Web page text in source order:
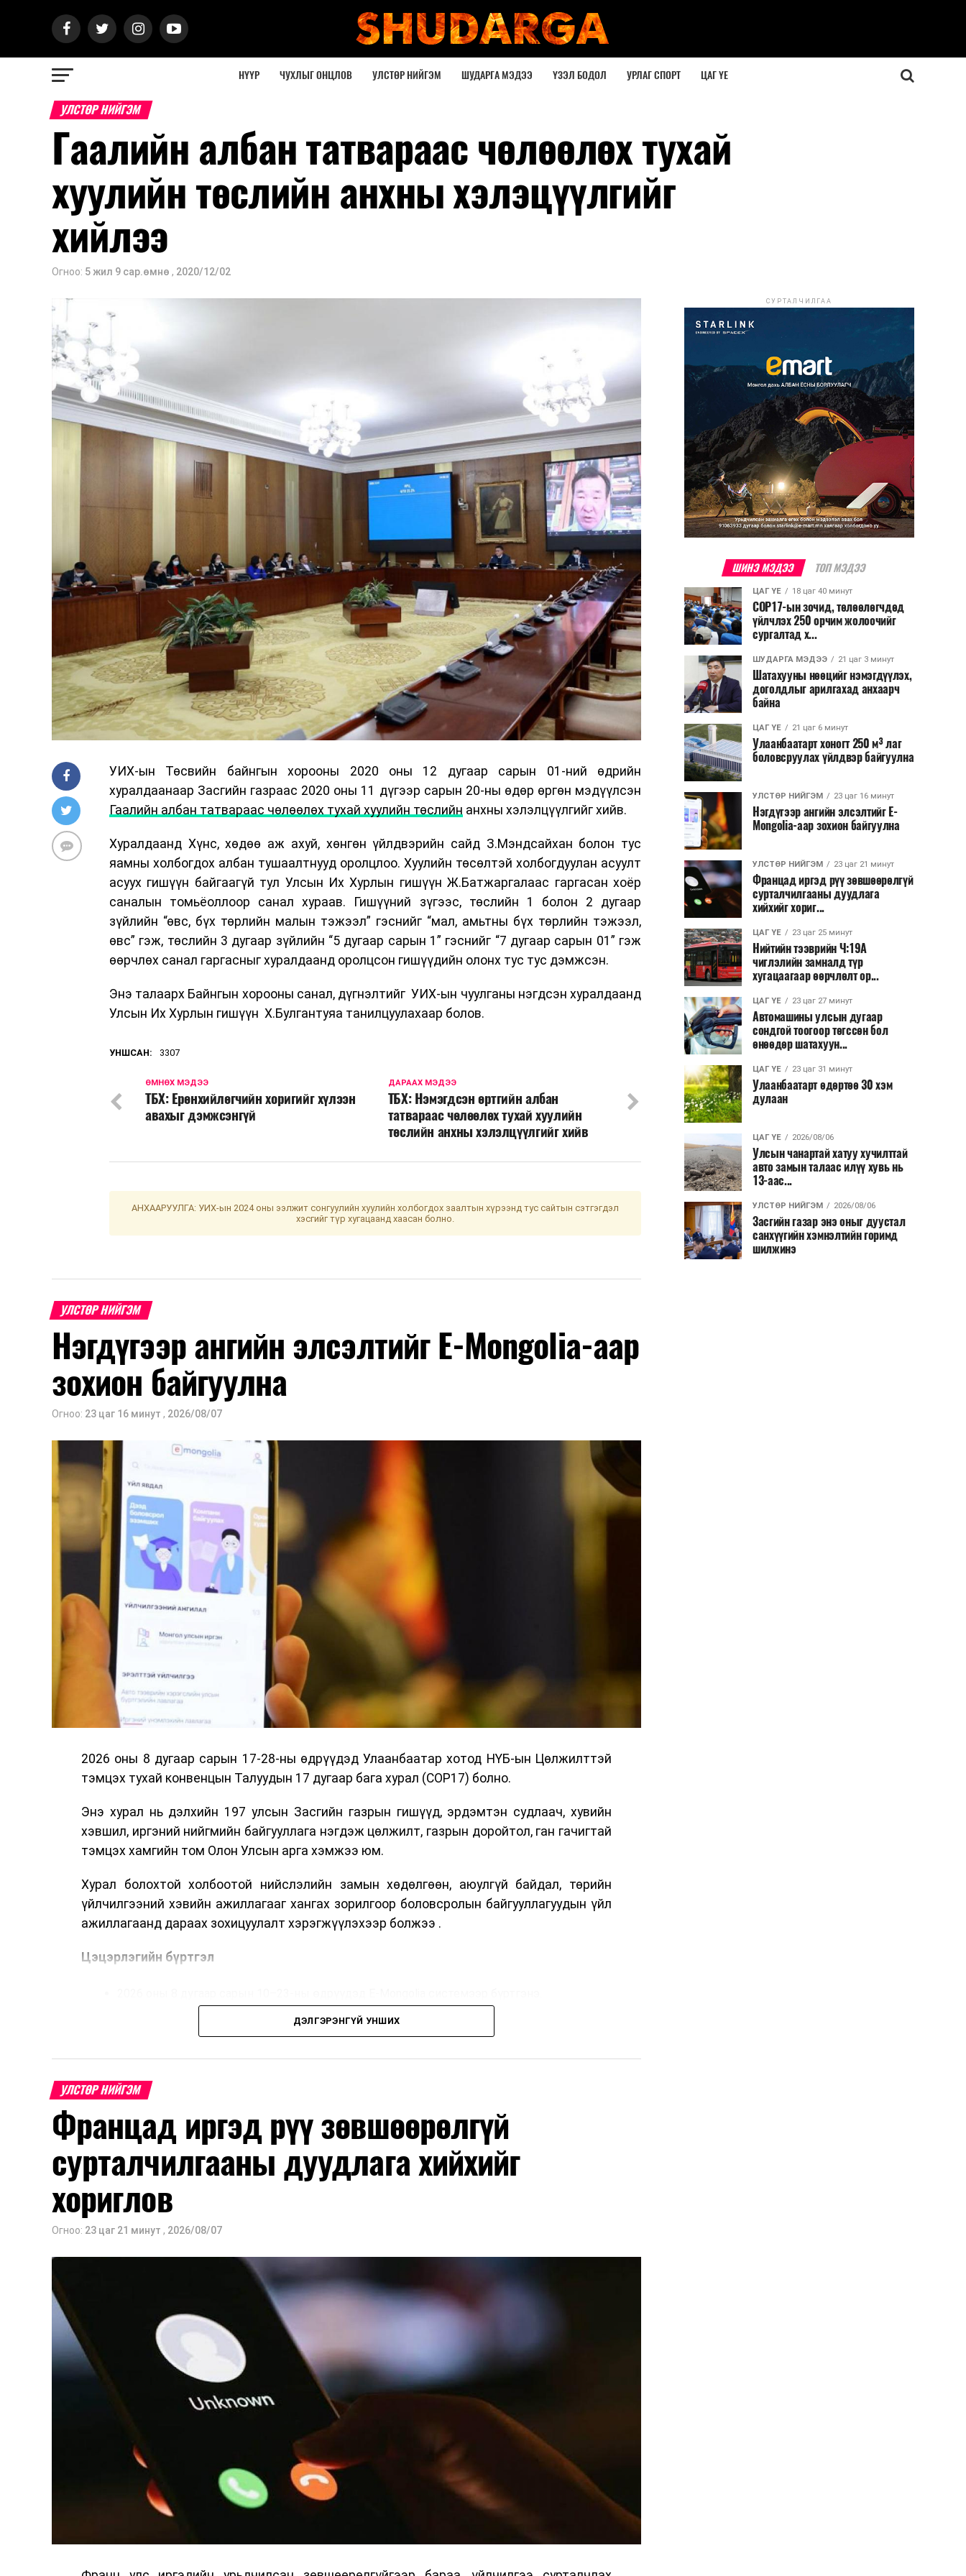
НҮҮР ЧУХЛЫГ ОНЦЛОВ УЛСТӨР НИЙГЭМ ШУДАРГА МЭДЭЭ ҮЗЭЛ БОДОЛ УРЛАГ СПОРТ ЦАГ ҮЕ
УЛСТӨР НИЙГЭМ
Гаалийн албан татвараас чөлөөлөх тухай
хуулийн төслийн анхны хэлэцүүлгийг
хийлээ
Огноо: 5 жил 9 сар.өмнө , 2020/12/02
УИХ-ын Төсвийн байнгын хорооны 2020 оны 12 дугаар сарын 01-ний өдрийн
хуралдаанаар Засгийн газраас 2020 оны 11 дүгээр сарын 20-ны өдөр өргөн мэдүүлсэн
Гаалийн албан татвараас чөлөөлөх тухай хуулийн төслийн анхны хэлэлцүүлгийг хийв.
Хуралдаанд Хүнс, хөдөө аж ахуй, хөнгөн үйлдвэрийн сайд З.Мэндсайхан болон тус
яамны холбогдох албан тушаалтнууд оролцлоо. Хуулийн төсөлтэй холбогдуулан асуулт
асуух гишүүн байгаагүй тул Улсын Их Хурлын гишүүн Ж.Батжаргалаас гаргасан хоёр
саналын томьёоллоор санал хураав. Гишүүний зүгээс, төслийн 1 болон 2 дугаар
зүйлийн “өвс, бүх төрлийн малын тэжээл” гэснийг “мал, амьтны бүх төрлийн тэжээл,
өвс” гэж, төслийн 3 дугаар зүйлийн “5 дугаар сарын 1” гэснийг “7 дугаар сарын 01” гэж
өөрчлөх санал гаргасныг хуралдаанд оролцсон гишүүдийн олонх тус тус дэмжсэн.
Энэ талаарх Байнгын хорооны санал, дүгнэлтийг УИХ-ын чуулганы нэгдсэн хуралдаанд
Улсын Их Хурлын гишүүн Х.Булгантуяа танилцуулахаар болов.
УНШСАН: 3307
ДАРААХ МЭДЭЭ
ТБХ: Нэмэгдсэн өртгийн албан
татвараас чөлөөлөх тухай хуулийн
төслийн анхны хэлэлцүүлгийг хийв
ӨМНӨХ МЭДЭЭ
ТБХ: Ерөнхийлөгчийн хоригийг хүлээн
авахыг дэмжсэнгүй
АНХААРУУЛГА: УИХ-ын 2024 оны ээлжит сонгуулийн хуулийн холбогдох заалтын хүрээнд тус сайтын сэтгэгдэл
хэсгийг түр хугацаанд хаасан болно.
УЛСТӨР НИЙГЭМ
Нэгдүгээр ангийн элсэлтийг E-Mongolia-аар
зохион байгуулна
Огноо: 23 цаг 16 минут , 2026/08/07
2026 оны 8 дугаар сарын 17-28-ны өдрүүдэд Улаанбаатар хотод НҮБ-ын Цөлжилттэй
тэмцэх тухай конвенцын Талуудын 17 дугаар бага хурал (COP17) болно.
Энэ хурал нь дэлхийн 197 улсын Засгийн газрын гишүүд, эрдэмтэн судлаач, хувийн
хэвшил, иргэний нийгмийн байгууллага нэгдэж цөлжилт, газрын доройтол, ган гачигтай
тэмцэх хамгийн том Олон Улсын арга хэмжээ юм.
Хурал болохтой холбоотой нийслэлийн замын хөдөлгөөн, аюулгүй байдал, төрийн
үйлчилгээний хэвийн ажиллагааг хангах зорилгоор боловсролын байгууллагуудын үйл
ажиллагаанд дараах зохицуулалт хэрэгжүүлэхээр болжээ .
Цэцэрлэгийн бүртгэл
2026 оны 8 дугаар сарын 17–28-ны өдрүүдэд E-Mongolia системээр бүртгэнэ.
Энэ хугацаанд хүүхэд бүртгэх дэмжлэгийн баг сургуулиуд дээр ажиллахгүй.
2026 оны 9 дүгээр сарын 1-нээс цахимаар эхэлнэ.
2026 оны 9 дүгээр сарын 14-нөөс танхимаар үргэлжилнэ.
Оюутны дотуур байр
2026 оны 9 дүгээр сарын 13-наас оюутнуудыг дотуур байранд оруулж эхэлнэ.
Сургууль, цэцэрлэгийн үйл ажиллагааны зохицуулалт
2026 оны 8 дугаар сарын 17–28-ны өдрүүдэд нийслэлийн бүх сургууль, цэцэрлэгт ажлын
байранд элсэлт, бүртгэл болон бусад аливаа арга хэмжээ зохион байгуулахгүй болно.
ДЭЛГЭРЭНГҮЙ УНШИХ
УЛСТӨР НИЙГЭМ
Францад иргэд рүү зөвшөөрөлгүй
сурталчилгааны дуудлага хийхийг
хориглов
Огноо: 23 цаг 21 минут , 2026/08/07
СУРТАЛЧИЛГАА
ШИНЭ МЭДЭЭ ТОП МЭДЭЭ
ЦАГ ҮЕ 18 цаг 40 минут
COP17-ын зочид, төлөөлөгчдөд
үйлчлэх 250 орчим жолоочийг
сургалтад х...
ШУДАРГА МЭДЭЭ 21 цаг 3 минут
Шатахууны нөөцийг нэмэгдүүлэх,
доголдлыг арилгахад анхаарч
байна
ЦАГ ҮЕ 21 цаг 6 минут
Улаанбаатарт хоногт 250 м³ лаг
боловсруулах үйлдвэр байгуулна
УЛСТӨР НИЙГЭМ 23 цаг 16 минут
Нэгдүгээр ангийн элсэлтийг E-
Mongolia-аар зохион байгуулна
УЛСТӨР НИЙГЭМ 23 цаг 21 минут
Францад иргэд рүү зөвшөөрөлгүй
сурталчилгааны дуудлага
хийхийг хориг...
ЦАГ ҮЕ 23 цаг 25 минут
Нийтийн тээврийн Ч:19А
чиглэлийн замналд түр
хугацаагаар өөрчлөлт ор...
ЦАГ ҮЕ 23 цаг 27 минут
Автомашины улсын дугаар
сондгой тоогоор төгссөн бол
өнөөдөр шатахуун...
ЦАГ ҮЕ 23 цаг 31 минут
Улаанбаатарт өдөртөө 30 хэм
дулаан
ЦАГ ҮЕ 2026/08/06
Улсын чанартай хатуу хучилттай
авто замын талаас илүү хувь нь
13-аас...
УЛСТӨР НИЙГЭМ 2026/08/06
Засгийн газар энэ оныг дуустал
санхүүгийн хэмнэлтийн горимд
шилжинэ